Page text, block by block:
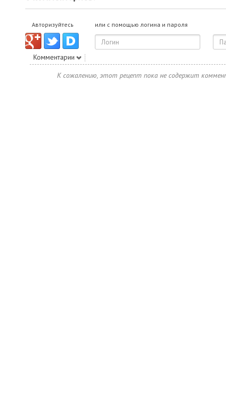
Авторизуйтесь или с помощью логина и пароля
Комментарии
К сожалению, этот рецепт пока не содержит